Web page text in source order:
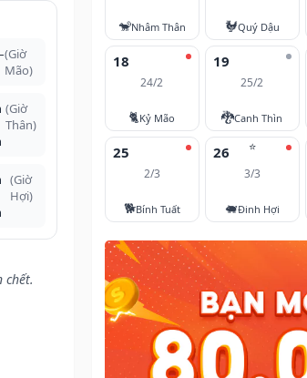
(Giờ
Mão)
(Giờ
Thân)
(Giờ
Hợi)
chết.
🐒Nhâm Thân 🐓Quý Dậu
18
24/2
🐈Kỷ Mão
19
25/2
🐉Canh Thìn
25
2/3
🐕Bính Tuất
⭐
26
3/3
🐖Đinh Hợi